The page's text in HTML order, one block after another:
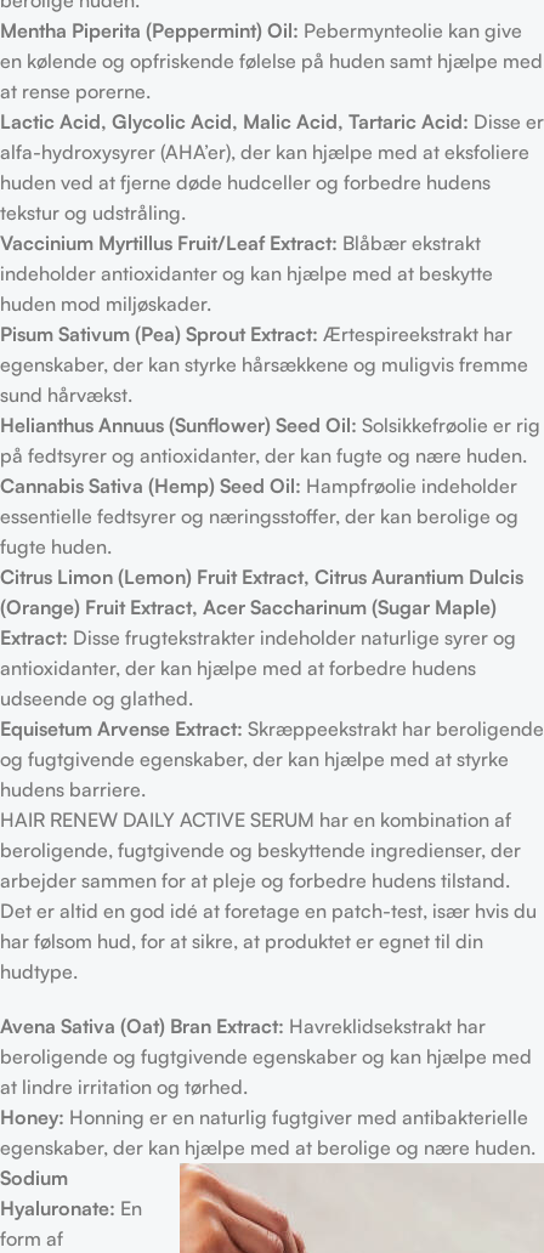
Mentha Piperita (Peppermint) Oil: Pebermynteolie kan give
en kølende og opfriskende følelse på huden samt hjælpe med
at rense porerne.
Lactic Acid, Glycolic Acid, Malic Acid, Tartaric Acid: Disse er
alfa-hydroxysyrer (AHA’er), der kan hjælpe med at eksfoliere
huden ved at fjerne døde hudceller og forbedre hudens
tekstur og udstråling.
Vaccinium Myrtillus Fruit/Leaf Extract: Blåbær ekstrakt
indeholder antioxidanter og kan hjælpe med at beskytte
huden mod miljøskader.
Pisum Sativum (Pea) Sprout Extract: Ærtespireekstrakt har
egenskaber, der kan styrke hårsækkene og muligvis fremme
sund hårvækst.
Helianthus Annuus (Sunflower) Seed Oil: Solsikkefrøolie er rig
på fedtsyrer og antioxidanter, der kan fugte og nære huden.
Cannabis Sativa (Hemp) Seed Oil: Hampfrøolie indeholder
essentielle fedtsyrer og næringsstoffer, der kan berolige og
fugte huden.
Citrus Limon (Lemon) Fruit Extract, Citrus Aurantium Dulcis
(Orange) Fruit Extract, Acer Saccharinum (Sugar Maple)
Extract: Disse frugtekstrakter indeholder naturlige syrer og
antioxidanter, der kan hjælpe med at forbedre hudens
udseende og glathed.
Equisetum Arvense Extract: Skræppeekstrakt har beroligende
og fugtgivende egenskaber, der kan hjælpe med at styrke
hudens barriere.
HAIR RENEW DAILY ACTIVE SERUM har en kombination af
beroligende, fugtgivende og beskyttende ingredienser, der
arbejder sammen for at pleje og forbedre hudens tilstand.
Det er altid en god idé at foretage en patch-test, især hvis du
har følsom hud, for at sikre, at produktet er egnet til din
hudtype.
Avena Sativa (Oat) Bran Extract: Havreklidsekstrakt har
beroligende og fugtgivende egenskaber og kan hjælpe med
at lindre irritation og tørhed.
Honey: Honning er en naturlig fugtgiver med antibakterielle
egenskaber, der kan hjælpe med at berolige og nære huden.
Sodium
Hyaluronate: En
form af